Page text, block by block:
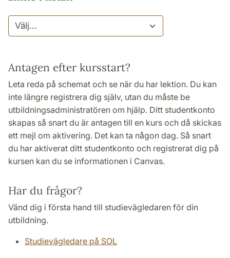
Antagen efter kursstart?
Leta reda på schemat och se när du har lektion. Du kan
inte längre registrera dig själv, utan du måste be
utbildningsadministratören om hjälp. Ditt studentkonto
skapas så snart du är antagen till en kurs och då skickas
ett mejl om aktivering. Det kan ta någon dag. Så snart
du har aktiverat ditt studentkonto och registrerat dig på
kursen kan du se informationen i Canvas.
Har du frågor?
Vänd dig i första hand till studievägledaren för din
utbildning.
Studievägledare på SOL